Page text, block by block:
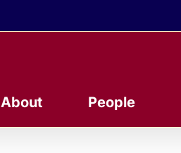
About People